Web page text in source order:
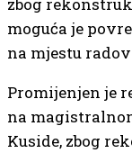
moguća je
na mjestu
Promijenjen je
na
Kuside, zbog